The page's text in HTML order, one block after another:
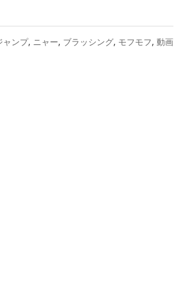
ャンプ, ニャー, ブラッシング, モフモフ, 動画